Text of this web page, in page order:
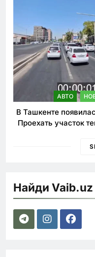
АВТО
В Ташкенте
Проехать участок
Найди Vaib.uz